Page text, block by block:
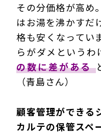
その分価格が高め
はお湯を沸かすだ
格も安くなってい
らがダメという
の数に差がある
（青島さん）
顧客管理ができる
カルテの保管スペ